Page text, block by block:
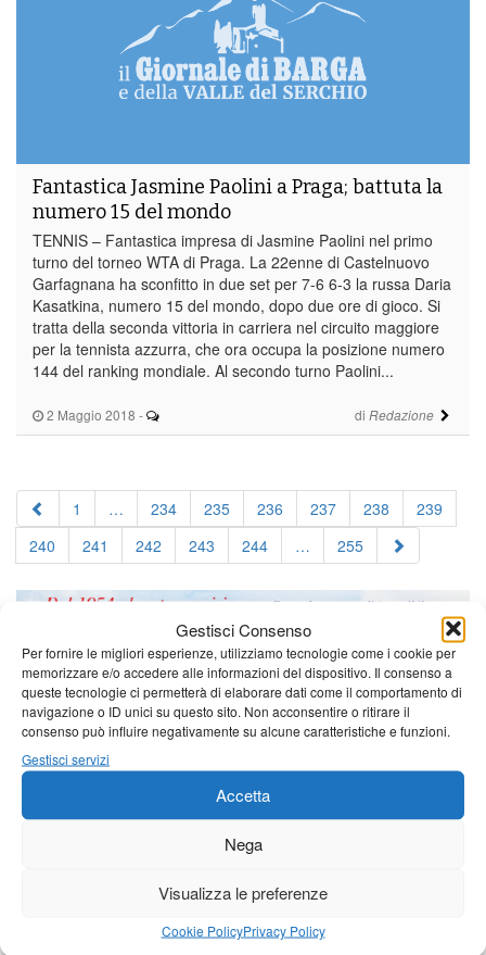
Gestisci Consenso
Per fornire le migliori esperienze, utilizziamo tecnologie come i cookie per
memorizzare e/o accedere alle informazioni del dispositivo. Il consenso a
queste tecnologie ci permetterà di elaborare dati come il comportamento di
navigazione o ID unici su questo sito. Non acconsentire o ritirare il
consenso può influire negativamente su alcune caratteristiche e funzioni.
Gestisci servizi
Accetta
Nega
Visualizza le preferenze
Cookie PolicyPrivacy Policy
2 Maggio 2018 - di Redazione
Fantastica Jasmine Paolini a Praga; battuta la
numero 15 del mondo
TENNIS – Fantastica impresa di Jasmine Paolini nel primo
turno del torneo WTA di Praga. La 22enne di Castelnuovo
Garfagnana ha sconfitto in due set per 7-6 6-3 la russa Daria
Kasatkina, numero 15 del mondo, dopo due ore di gioco. Si
tratta della seconda vittoria in carriera nel circuito maggiore
per la tennista azzurra, che ora occupa la posizione numero
144 del ranking mondiale. Al secondo turno Paolini...
1 … 234 235 236 237 238
239
240
241 242 243 244 … 255